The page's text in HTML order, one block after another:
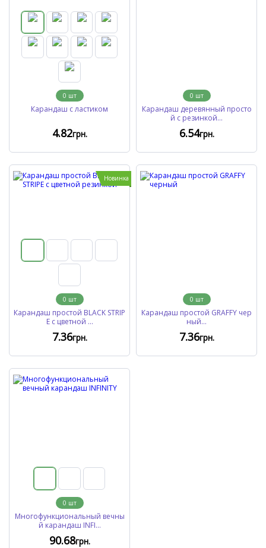
0 шт
Карандаш с ластиком
4.82грн.
0 шт
Карандаш деревянный просто
й с резинкой...
6.54грн.
Новинка
0 шт
Карандаш простой BLACK STRIP
E с цветной ...
7.36грн.
0 шт
Карандаш простой GRAFFY чер
ный...
7.36грн.
0 шт
Многофункциональный вечны
й карандаш INFI...
90.68грн.